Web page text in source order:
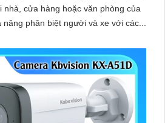
nhà, cửa hàng hoặc văn phòng của
năng phân biệt người và xe với các...